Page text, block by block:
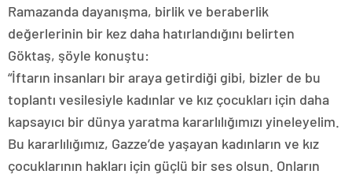
Ramazanda dayanışma, birlik ve beraberlik
değerlerinin bir kez daha hatırlandığını belirten
Göktaş, şöyle konuştu:
“İftarın insanları bir araya getirdiği gibi, bizler de bu
toplantı vesilesiyle kadınlar ve kız çocukları için daha
kapsayıcı bir dünya yaratma kararlılığımızı yineleyelim.
Bu kararlılığımız, Gazze’de yaşayan kadınların ve kız
çocuklarının hakları için güçlü bir ses olsun. Onların